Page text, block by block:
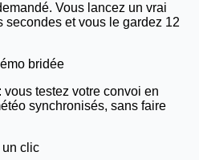
Vous lancez un vrai
et vous le gardez 12
bridée
testez votre convoi en
synchronisés, sans faire
un clic